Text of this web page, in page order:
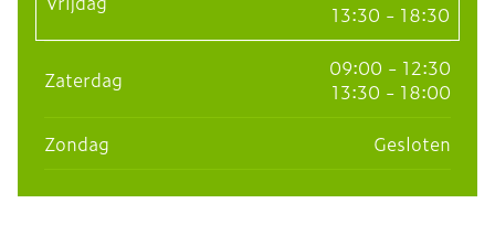
13:30 - 18:30
Zaterdag
09:00 - 12:30
13:30 - 18:00
Zondag
Gesloten